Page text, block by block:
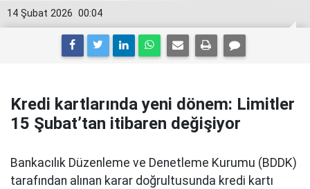
00:04
14 Şubat 2026
Kredi kartlarında yeni dönem: Limitler
15 Şubat’tan itibaren değişiyor
Bankacılık Düzenleme ve Denetleme Kurumu (BDDK)
tarafından alınan karar doğrultusunda kredi kartı